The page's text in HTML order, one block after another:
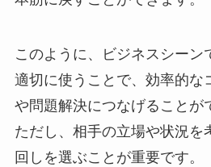
このように、ビジネスシーン
適切に使うことで、効率的な
や問題解決につなげることが
ただし、相手の立場や状況を
回しを選ぶことが重要です。